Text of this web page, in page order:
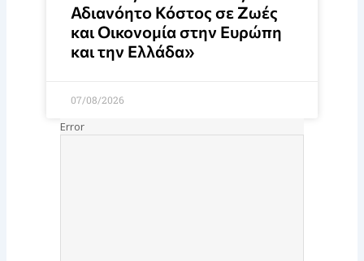
Αδιανόητο Κόστος σε Ζωές
και Οικονομία στην Ευρώπη
και την Ελλάδα»
07/08/2026